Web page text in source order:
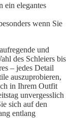
ein elegantes
wenn Sie
und
des Schleiers bis
– jedes Detail
auszuprobieren,
in Ihrem Outfit
unvergesslich
sich auf den
entlang